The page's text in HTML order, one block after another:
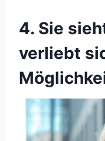
4. Sie
verliebt